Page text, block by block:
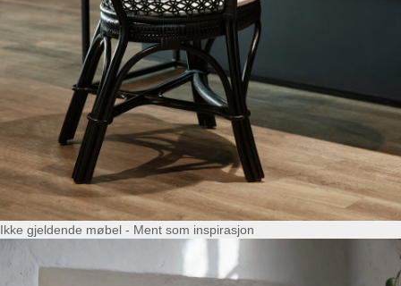
Ikke gjeldende møbel - Ment som inspirasjon